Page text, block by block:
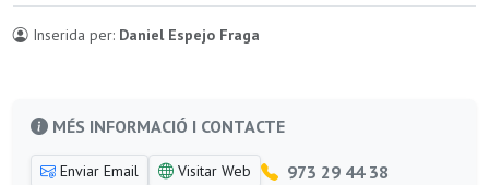
Inserida per: Daniel Espejo Fraga
MÉS INFORMACIÓ I CONTACTE
Enviar Email Visitar Web 973 29 44 38